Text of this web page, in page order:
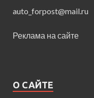
auto_forpost@mail.ru
Реклама на сайте
О САЙТЕ